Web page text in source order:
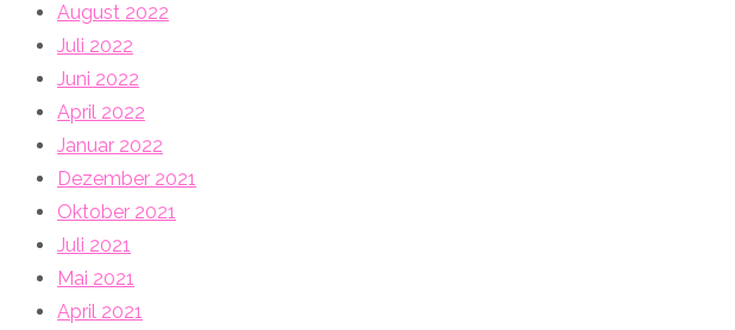
August 2022
Juli 2022
Juni 2022
April 2022
Januar 2022
Dezember 2021
Oktober 2021
Juli 2021
Mai 2021
April 2021